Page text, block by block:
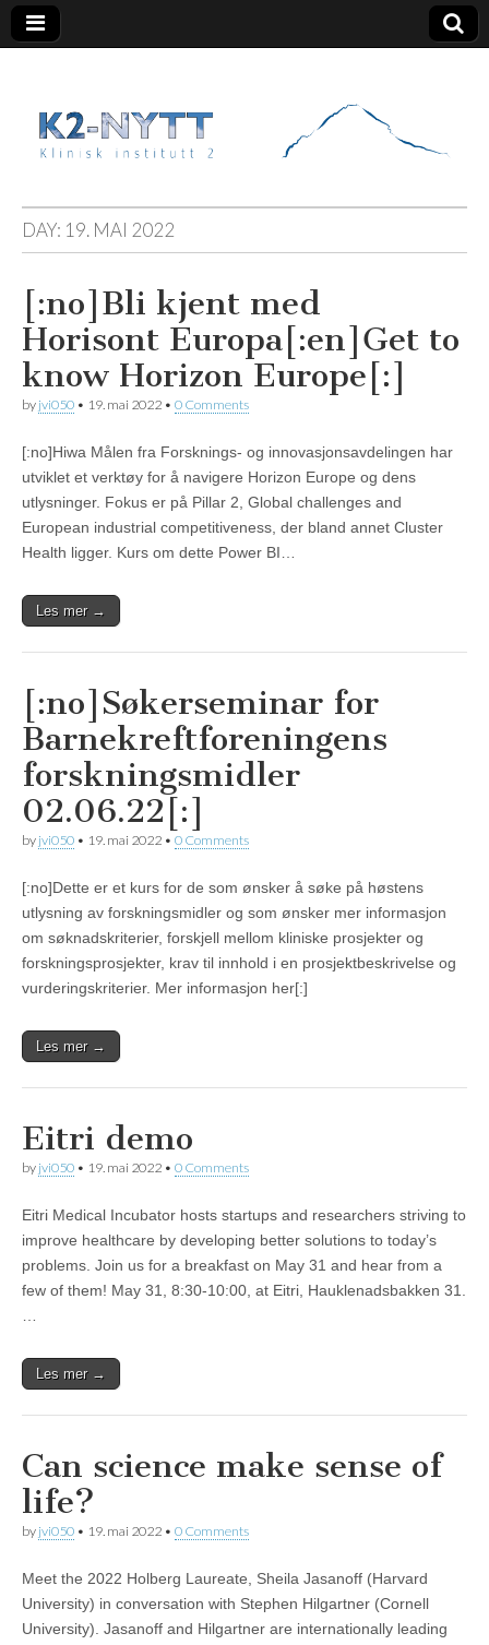
K2 Nytt
DAY: 19. MAI 2022
[:no]Bli kjent med
Horisont Europa[:en]Get to
know Horizon Europe[:]
by jvi050 • 19. mai 2022 • 0 Comments
[:no]Hiwa Målen fra Forsknings- og innovasjonsavdelingen har
utviklet et verktøy for å navigere Horizon Europe og dens
utlysninger. Fokus er på Pillar 2, Global challenges and
European industrial competitiveness, der bland annet Cluster
Health ligger. Kurs om dette Power BI…
Les mer →
[:no]Søkerseminar for
Barnekreftforeningens
forskningsmidler
02.06.22[:]
by jvi050 • 19. mai 2022 • 0 Comments
[:no]Dette er et kurs for de som ønsker å søke på høstens
utlysning av forskningsmidler og som ønsker mer informasjon
om søknadskriterier, forskjell mellom kliniske prosjekter og
forskningsprosjekter, krav til innhold i en prosjektbeskrivelse og
vurderingskriterier. Mer informasjon her[:]
Les mer →
Eitri demo
by jvi050 • 19. mai 2022 • 0 Comments
Eitri Medical Incubator hosts startups and researchers striving to
improve healthcare by developing better solutions to today’s
problems. Join us for a breakfast on May 31 and hear from a
few of them! May 31, 8:30-10:00, at Eitri, Hauklenadsbakken 31.
…
Les mer →
Can science make sense of
life?
by jvi050 • 19. mai 2022 • 0 Comments
Meet the 2022 Holberg Laureate, Sheila Jasanoff (Harvard
University) in conversation with Stephen Hilgartner (Cornell
University). Jasanoff and Hilgartner are internationally leading